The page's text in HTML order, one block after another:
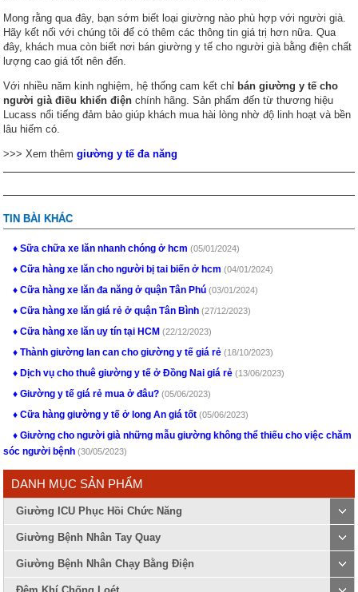
Mong rằng qua đây, bạn sớm biết loại giường nào phù hợp với người già.
Hãy kết nối với chúng tôi để có thêm các thông tin giá trị hơn nữa. Qua
đây, khách mua còn biết nơi bán giường y tế cho người già bằng điện chất
lượng cao giá tốt nên đến.
Với nhiều năm kinh nghiệm, hệ thống cam kết chỉ bán giường y tế cho
người già điều khiển điện chính hãng. Sản phẩm đến từ thương hiệu
Lucass nổi tiếng đảm bảo giúp khách mua hài lòng nhờ độ linh hoạt và bền
lâu hiếm có.
>>> Xem thêmgiường y tế đa năng
TIN BÀI KHÁC
Sữa chữa xe lăn nhanh chóng ở hcm(05/01/2024)
Cữa hàng xe lăn cho người bị tai biến ở hcm(04/01/2024)
Cữa hàng xe lăn đa năng ở quận Tân Phú(03/01/2024)
Cữa hàng xe lăn giá rẻ ở quận Tân Bình(27/12/2023)
Cữa hàng xe lăn uy tín tại HCM(22/12/2023)
Thành giường lan can cho giường y tế giá rẻ(18/10/2023)
Dịch vụ cho thuê giường y tế ở Đồng Nai giá rẻ(13/06/2023)
Giường y tế giá rẻ mua ở đâu?(05/06/2023)
Cữa hàng giường y tế ở long An giá tốt(05/06/2023)
Giường cho người già những mẫu giường không thể thiếu cho việc chăm
sóc người bệnh(30/05/2023)
DANH MỤC SẢN PHẨM
Giường ICU Phục Hồi Chức Năng
Giường Bệnh Nhân Tay Quay
Giường Bệnh Nhân Chạy Bằng Điện